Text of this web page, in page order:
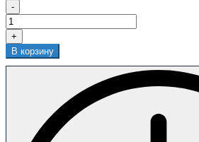
-
+
В корзину